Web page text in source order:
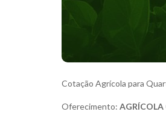
Cotação Agrícola para
Oferecimento: AGRÍCOLA